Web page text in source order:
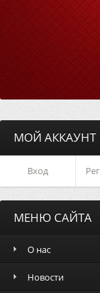
МОЙ АККАУНТ
Вход
МЕНЮ САЙТА
О нас
Новости